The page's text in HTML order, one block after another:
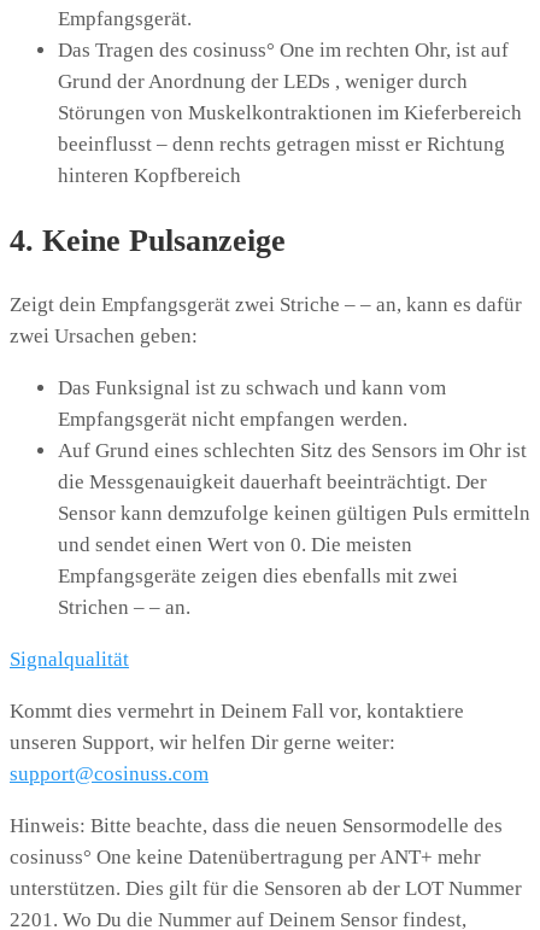
Empfangsgerät.
Das Tragen des cosinuss° One im rechten Ohr, ist auf
Grund der Anordnung der LEDs , weniger durch
Störungen von Muskelkontraktionen im Kieferbereich
beeinflusst – denn rechts getragen misst er Richtung
hinteren Kopfbereich
4. Keine Pulsanzeige
Zeigt dein Empfangsgerät zwei Striche – – an, kann es dafür
zwei Ursachen geben:
Das Funksignal ist zu schwach und kann vom
Empfangsgerät nicht empfangen werden.
Auf Grund eines schlechten Sitz des Sensors im Ohr ist
die Messgenauigkeit dauerhaft beeinträchtigt. Der
Sensor kann demzufolge keinen gültigen Puls ermitteln
und sendet einen Wert von 0. Die meisten
Empfangsgeräte zeigen dies ebenfalls mit zwei
Strichen – – an.
Signalqualität
Kommt dies vermehrt in Deinem Fall vor, kontaktiere
unseren Support, wir helfen Dir gerne weiter:
support@cosinuss.com
Hinweis: Bitte beachte, dass die neuen Sensormodelle des
cosinuss° One keine Datenübertragung per ANT+ mehr
unterstützen. Dies gilt für die Sensoren ab der LOT Nummer
2201. Wo Du die Nummer auf Deinem Sensor findest,